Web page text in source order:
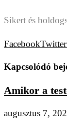
Sikert és
FacebookTwitter
Kapcsolódó
Amikor a
augusztus 7,